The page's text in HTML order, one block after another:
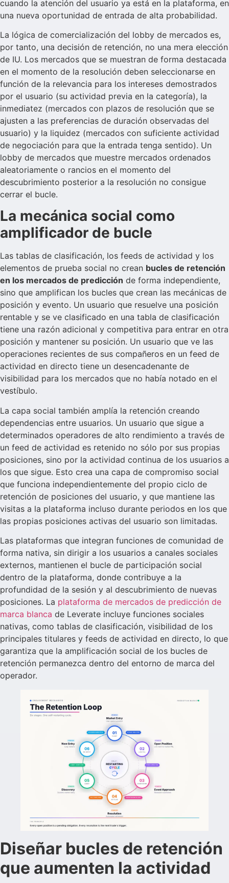
cuando la atención del usuario ya está en la plataforma, en
una nueva oportunidad de entrada de alta probabilidad.
La lógica de comercialización del lobby de mercados es,
por tanto, una decisión de retención, no una mera elección
de IU. Los mercados que se muestran de forma destacada
en el momento de la resolución deben seleccionarse en
función de la relevancia para los intereses demostrados
por el usuario (su actividad previa en la categoría), la
inmediatez (mercados con plazos de resolución que se
ajusten a las preferencias de duración observadas del
usuario) y la liquidez (mercados con suficiente actividad
de negociación para que la entrada tenga sentido). Un
lobby de mercados que muestre mercados ordenados
aleatoriamente o rancios en el momento del
descubrimiento posterior a la resolución no consigue
cerrar el bucle.
La mecánica social como
amplificador de bucle
Las tablas de clasificación, los feeds de actividad y los
elementos de prueba social no crean bucles de retención
en los mercados de predicción de forma independiente,
sino que amplifican los bucles que crean las mecánicas de
posición y evento. Un usuario que resuelve una posición
rentable y se ve clasificado en una tabla de clasificación
tiene una razón adicional y competitiva para entrar en otra
posición y mantener su posición. Un usuario que ve las
operaciones recientes de sus compañeros en un feed de
actividad en directo tiene un desencadenante de
visibilidad para los mercados que no había notado en el
vestíbulo.
La capa social también amplía la retención creando
dependencias entre usuarios. Un usuario que sigue a
determinados operadores de alto rendimiento a través de
un feed de actividad es retenido no sólo por sus propias
posiciones, sino por la actividad continua de los usuarios a
los que sigue. Esto crea una capa de compromiso social
que funciona independientemente del propio ciclo de
retención de posiciones del usuario, y que mantiene las
visitas a la plataforma incluso durante periodos en los que
las propias posiciones activas del usuario son limitadas.
Las plataformas que integran funciones de comunidad de
forma nativa, sin dirigir a los usuarios a canales sociales
externos, mantienen el bucle de participación social
dentro de la plataforma, donde contribuye a la
profundidad de la sesión y al descubrimiento de nuevas
posiciones. La plataforma de mercados de predicción de
marca blanca de Leverate incluye funciones sociales
nativas, como tablas de clasificación, visibilidad de los
principales titulares y feeds de actividad en directo, lo que
garantiza que la amplificación social de los bucles de
retención permanezca dentro del entorno de marca del
operador.
Diseñar bucles de retención
que aumenten la actividad